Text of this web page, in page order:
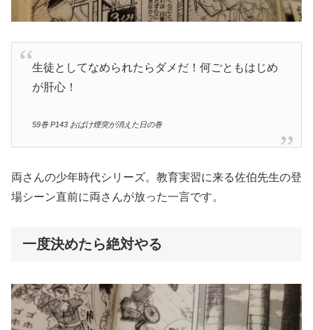
生徒としてなめられたらダメだ！何ごともはじめ
が肝心！
59巻 P143 おばけ煙突が消えた日の巻
両さんの少年時代シリーズ。教育実習に来る佐伯先生の登
場シーン直前に両さんが放った一言です。
一度決めたら絶対やる